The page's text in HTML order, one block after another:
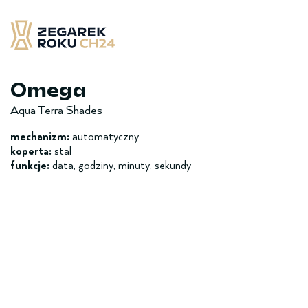
to
content
Omega
Aqua Terra Shades
mechanizm: automatyczny
koperta: stal
funkcje: data, godziny, minuty, sekundy